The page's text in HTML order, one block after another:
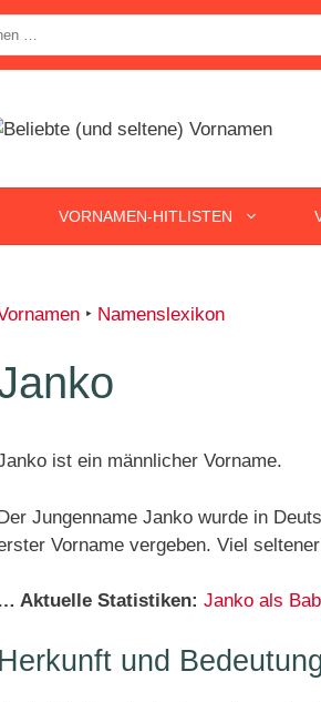
VORNAMEN-HITLISTEN
‣ Namenslexikon
ist ein männlicher Vorname.
Jungenname Janko wurde in
Vorname vergeben. Viel
Aktuelle Statistiken: Janko als
Herkunft und